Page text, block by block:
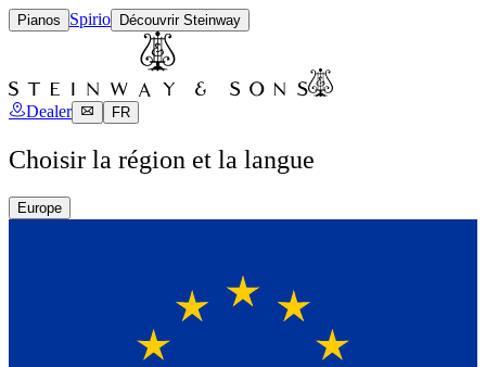
Pianos Spirio Découvrir Steinway
Dealer FR
Choisir la région et la langue
Europe